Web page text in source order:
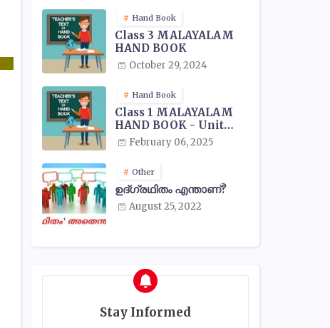
Hand Book
Class 3 MALAYALAM
HAND BOOK
October 29, 2024
Hand Book
Class 1 MALAYALAM
HAND BOOK - Unit
WiseFebruary 06, 2025
Other
ഉദ്ഗ്രഥിതം എന്താണ്?
August 25, 2022
Stay Informed